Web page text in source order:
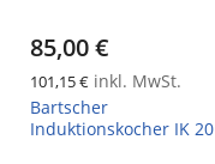
85,00 €
101,15 € inkl. MwSt.
Bartscher
Induktionskocher IK 20